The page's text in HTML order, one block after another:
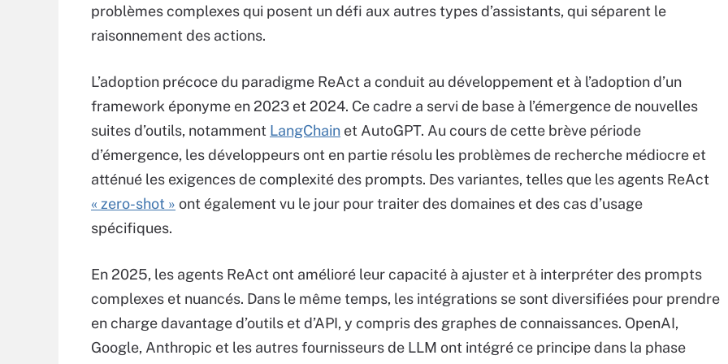
problèmes complexes qui posent un défi aux autres types d’assistants, qui séparent le
raisonnement des actions.
L’adoption précoce du paradigme ReAct a conduit au développement et à l’adoption d’un
framework éponyme en 2023 et 2024. Ce cadre a servi de base à l’émergence de nouvelles
suites d’outils, notamment LangChain et AutoGPT. Au cours de cette brève période
d’émergence, les développeurs ont en partie résolu les problèmes de recherche médiocre et
atténué les exigences de complexité des prompts. Des variantes, telles que les agents ReAct
« zero-shot » ont également vu le jour pour traiter des domaines et des cas d’usage
spécifiques.
En 2025, les agents ReAct ont amélioré leur capacité à ajuster et à interpréter des prompts
complexes et nuancés. Dans le même temps, les intégrations se sont diversifiées pour prendre
en charge davantage d’outils et d’API, y compris des graphes de connaissances. OpenAI,
Google, Anthropic et les autres fournisseurs de LLM ont intégré ce principe dans la phase